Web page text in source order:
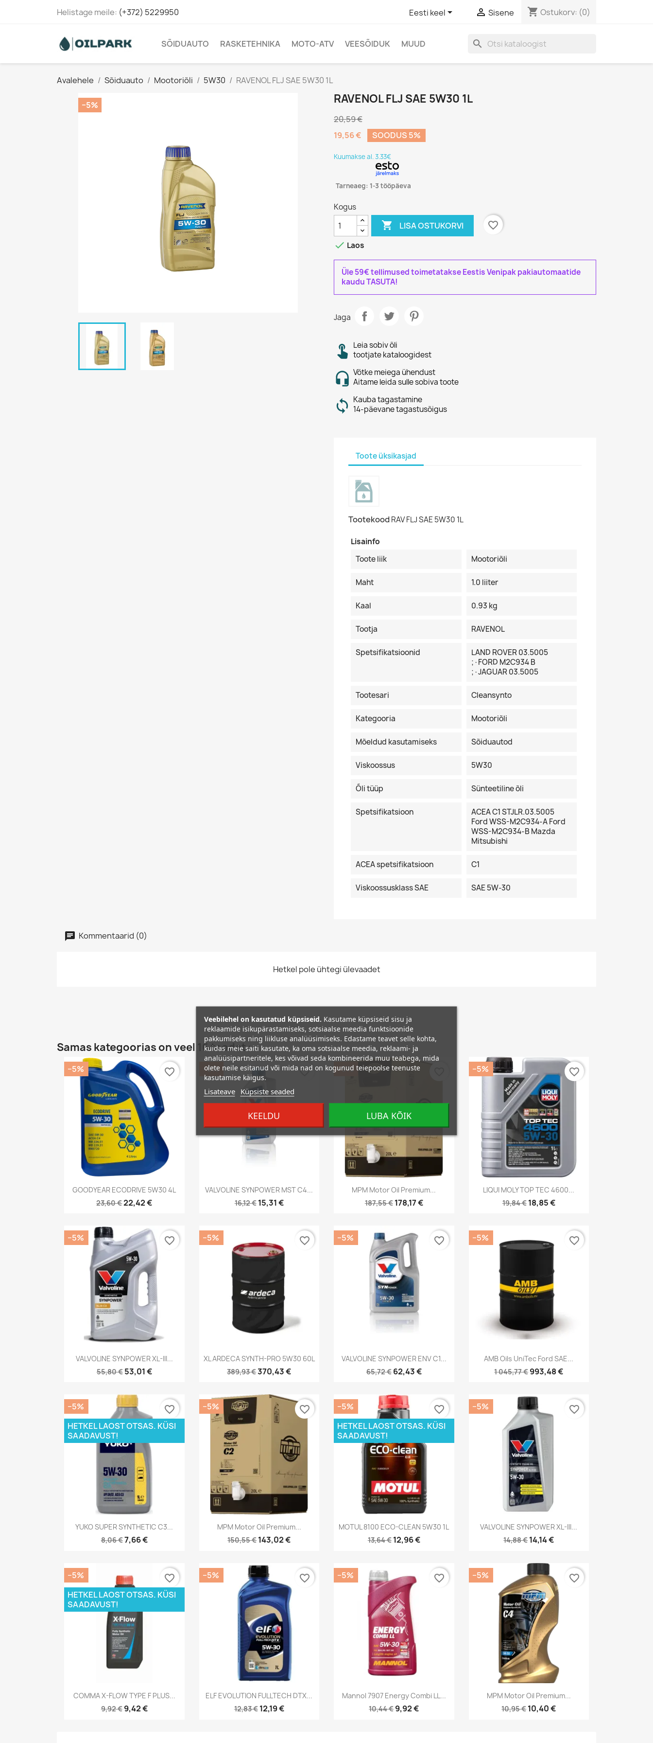
Helistage meile: (+372) 5229950 Eesti keel  Sisene shopping_cart Ostukorv: (0)
SÕIDUAUTO RASKETEHNIKA MOTO-ATV VEESÕIDUK MUUD search
Avalehele Sõiduauto Mootoriõli 5W30 RAVENOL FLJ SAE 5W30 1L
−5% RAVENOL FLJ SAE 5W30 1L
20,59 €
19,56 €
SOODUS 5%
Kuumakse al. 3.33€
Tarneaeg: 1-3 tööpäeva
Kogus
 LISA OSTUKORVI
favorite_border
 Laos
Üle 59€ tellimused toimetatakse Eestis Venipak pakiautomaatide
kaudu TASUTA!
Jaga
Leia sobiv õli
tootjate kataloogidest
Võtke meiega ühendust
Aitame leida sulle sobiva toote
Kauba tagastamine
14-päevane tagastusõigus
Toote üksikasjad
Tootekood RAV FLJ SAE 5W30 1L
Lisainfo
Toote liik
Mootoriõli
Maht 1.0 liiter
Kaal 0.93 kg
Tootja RAVENOL
Spetsifikatsioonid
LAND ROVER 03.5005
;·FORD M2C934 B
;·JAGUAR 03.5005
Tootesari Cleansynto
Kategooria Mootoriõli
Mõeldud kasutamiseks Sõiduautod
Viskoossus 5W30
Õli tüüp Sünteetiline õli
Spetsifikatsioon
ACEA C1 STJLR.03.5005
Ford WSS-M2C934-A Ford
WSS-M2C934-B Mazda
Mitsubishi
ACEA spetsifikatsioon C1
Viskoossusklass SAE SAE 5W-30
Kommentaarid (0)
Hetkel pole ühtegi ülevaadet
Samas kategoorias on veel 16 toodet :
Kiirvaade
GOODYEAR ECODRIVE 5W30 4L
23,60 €22,42 €
−5% favorite_border
Kiirvaade
VALVOLINE SYNPOWER MST C4...
16,12 € 15,31 €
−5% favorite_border
Kiirvaade
MPM Motor Oil Premium...
187,55 € 178,17 €
−5%
Kiirvaade
LIQUI MOLY TOP TEC 4600...
19,84 € 18,85 €
−5% favorite_border
 Kiirvaade
VALVOLINE SYNPOWER XL-III...
55,80 € 53,01 €
−5% favorite_border
Kiirvaade
XL ARDECA SYNTH-PRO 5W30 60L
389,93 €370,43 €
−5% favorite_border
Kiirvaade
VALVOLINE SYNPOWER ENV C1...
65,72 € 62,43 €
−5% favorite_border
 Kiirvaade
AMB Oils UniTec Ford SAE...
1 045,77 €993,48 €
−5% favorite_border
Kiirvaade
YUKO SUPER SYNTHETIC C3...
8,06 €7,66 €
−5%
HETKEL LAOST OTSAS. KÜSI
SAADAVUST!
favorite_border
Kiirvaade
MPM Motor Oil Premium...
150,55 €143,02 €
−5% favorite_border
Kiirvaade
MOTUL 8100 ECO-CLEAN 5W30 1L
13,64 € 12,96 €
−5%
HETKEL LAOST OTSAS. KÜSI
SAADAVUST!
favorite_border
Kiirvaade
VALVOLINE SYNPOWER XL-III...
14,88 €14,14 €
−5% favorite_border
Kiirvaade
COMMA X-FLOW TYPE F PLUS...
9,92 € 9,42 €
−5%
HETKEL LAOST OTSAS. KÜSI
SAADAVUST!
favorite_border
Kiirvaade
ELF EVOLUTION FULLTECH DTX...
12,83 € 12,19 €
−5% favorite_border
Kiirvaade
Mannol 7907 Energy Combi LL...
10,44 €9,92 €
−5% favorite_border
Kiirvaade
MPM Motor Oil Premium...
10,95 €10,40 €
−5% favorite_border
Veebilehel on kasutatud küpsiseid. Kasutame küpsiseid sisu ja
reklaamide isikupärastamiseks, sotsiaalse meedia funktsioonide
pakkumiseks ning liikluse analüüsimiseks. Edastame teavet selle kohta,
kuidas meie saiti kasutate, ka oma sotsiaalse meedia, reklaami- ja
analüüsipartneritele, kes võivad seda kombineerida muu teabega, mida
olete neile esitanud või mida nad on kogunud teiepoolse teenuste
kasutamise käigus.
Lisateave Küpsiste seaded
KEELDU LUBA KÕIK